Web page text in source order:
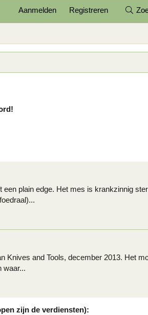
Aanmelden Registreren
plain edge. Het mes is krankzinnig
Knives and Tools, december 2013. Het
waar...
zijn de verdiensten):